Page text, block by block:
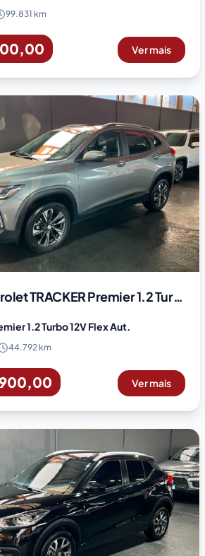
99.831 km
Ver mais
TRACKER Premier 1.2 Turbo 12V Flex Aut.
1.2 Turbo 12V Flex Aut.
44.792 km
Ver mais